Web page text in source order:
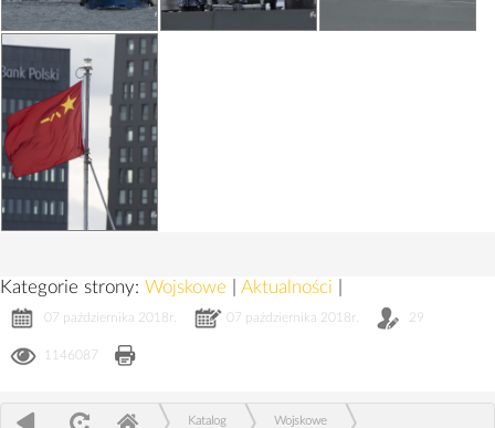
Kategorie strony: Wojskowe Aktualności
07 października 2018r. 07 października 2018r. 29
1146087
Katalog Wojskowe